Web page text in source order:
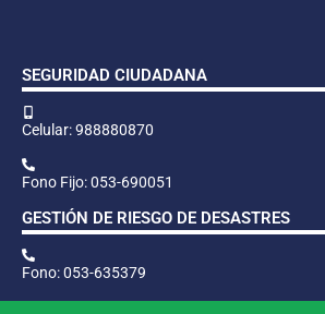
SEGURIDAD CIUDADANA
Celular: 988880870
Fono Fijo: 053-690051
GESTIÓN DE RIESGO DE DESASTRES
Fono: 053-635379